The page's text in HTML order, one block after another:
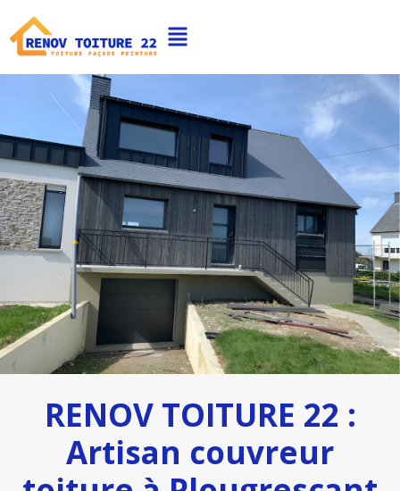
RENOV TOITURE 22 :
Artisan couvreur